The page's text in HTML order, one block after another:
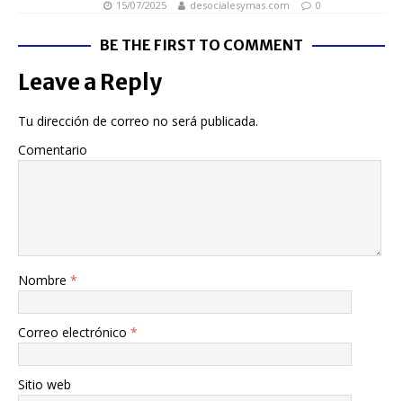
15/07/2025 desocialesymas.com 0
BE THE FIRST TO COMMENT
Leave a Reply
Tu dirección de correo no será publicada.
Comentario
Nombre *
Correo electrónico *
Sitio web